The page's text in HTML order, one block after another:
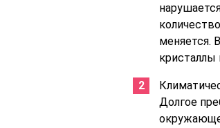
меняется.
кристаллы
Долгое